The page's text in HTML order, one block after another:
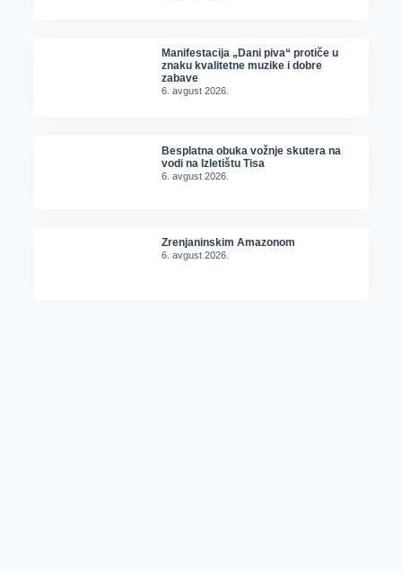
Manifestacija „Dani piva“ protiče u
znaku kvalitetne muzike i dobre
zabave
6. avgust 2026.
Besplatna obuka vožnje skutera na
vodi na Izletištu Tisa
6. avgust 2026.
Zrenjaninskim Amazonom
6. avgust 2026.